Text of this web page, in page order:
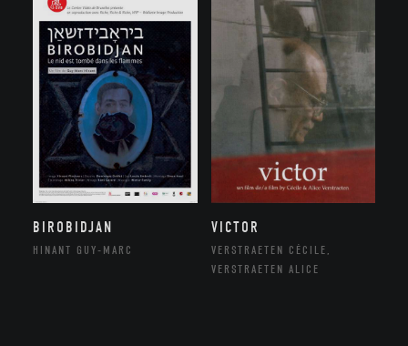
BIROBIDJAN
HINANT GUY-MARC
VICTOR
VERSTRAETEN CÉCILE,
VERSTRAETEN ALICE